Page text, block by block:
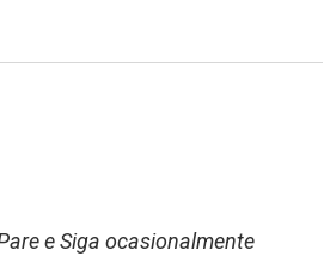
e Siga ocasionalmente